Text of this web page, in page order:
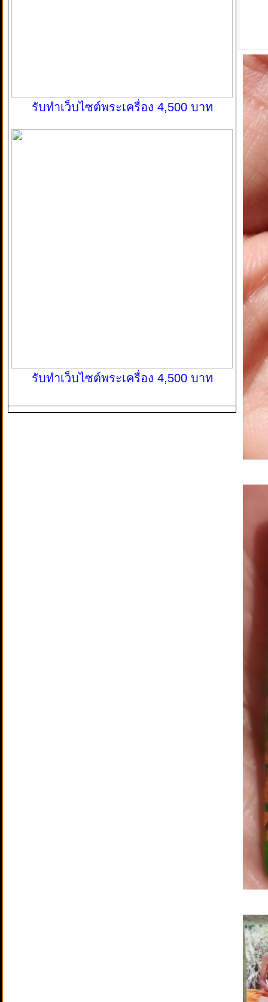
รับทำเว็บไซต์พระเครื่อง 4,500 บาท
รับทำเว็บไซต์พระเครื่อง 4,500 บาท